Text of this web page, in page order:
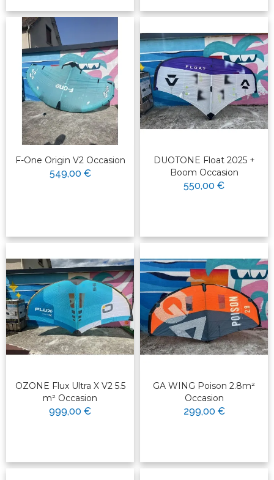
F-One Origin V2 Occasion
549,00 €
DUOTONE Float 2025 +
Boom Occasion
550,00 €
OZONE Flux Ultra X V2 5.5
m² Occasion
999,00 €
GA WING Poison 2.8m²
Occasion
299,00 €